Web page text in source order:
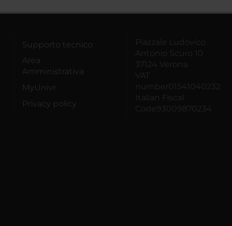
Supporto tecnico
Area
Amministrativa
MyUnivr
Privacy policy
Piazzale Ludovico
Antonio Scuro 10
37124 Verona
VAT
number01541040232
Italian Fiscal
Code93009870234